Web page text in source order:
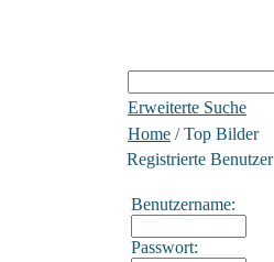
Erweiterte Suche
Home / Top Bilder
Registrierte Benutzer
Benutzername:
Passwort: